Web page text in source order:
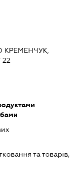
КРЕМЕНЧУК,
та товарів,